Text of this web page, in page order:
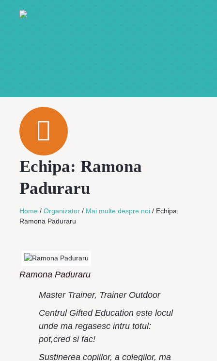
Echipa: Ramona
Paduraru
Home / Organizator / Mai multe despre noi / Echipa:
Ramona Paduraru
Ramona Paduraru
Master Trainer, Trainer Outdoor
Centrul Gifted Education este locul
unde ma regasesc intru totul:
pot,cred si fac!
Sustinerea copiilor, a colegilor, ma